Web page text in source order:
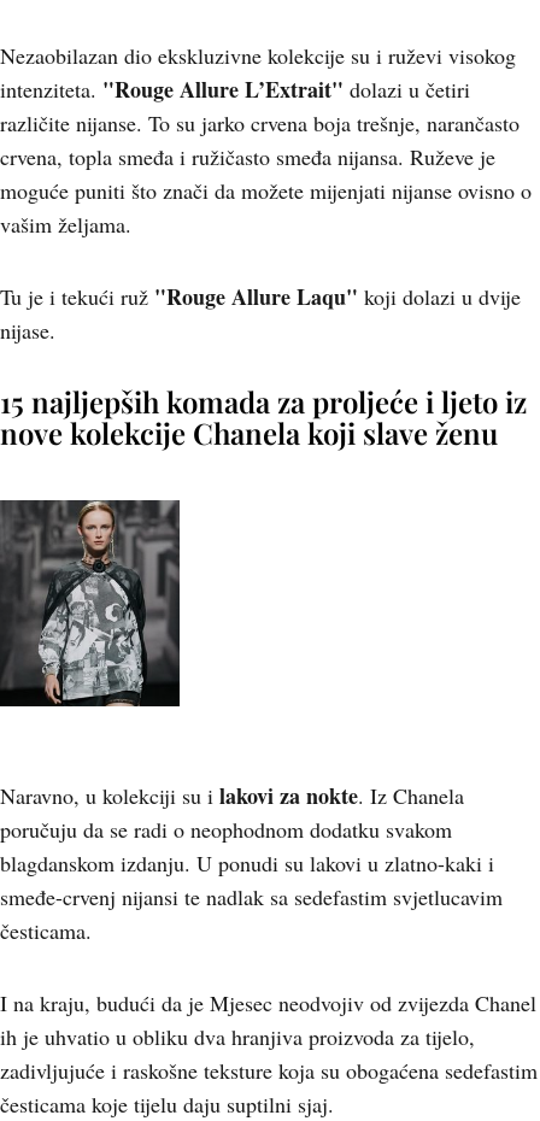
Nezaobilazan dio ekskluzivne kolekcije su i ruževi visokog
intenziteta. "Rouge Allure L’Extrait" dolazi u četiri
različite nijanse. To su jarko crvena boja trešnje, narančasto
crvena, topla smeđa i ružičasto smeđa nijansa. Ruževe je
moguće puniti što znači da možete mijenjati nijanse ovisno o
vašim željama.
Tu je i tekući ruž "Rouge Allure Laqu" koji dolazi u dvije
nijase.
15 najljepših komada za proljeće i ljeto iz
nove kolekcije Chanela koji slave ženu
Naravno, u kolekciji su i lakovi za nokte. Iz Chanela
poručuju da se radi o neophodnom dodatku svakom
blagdanskom izdanju. U ponudi su lakovi u zlatno-kaki i
smeđe-crvenj nijansi te nadlak sa sedefastim svjetlucavim
česticama.
I na kraju, budući da je Mjesec neodvojiv od zvijezda Chanel
ih je uhvatio u obliku dva hranjiva proizvoda za tijelo,
zadivljujuće i raskošne teksture koja su obogaćena sedefastim
česticama koje tijelu daju suptilni sjaj.